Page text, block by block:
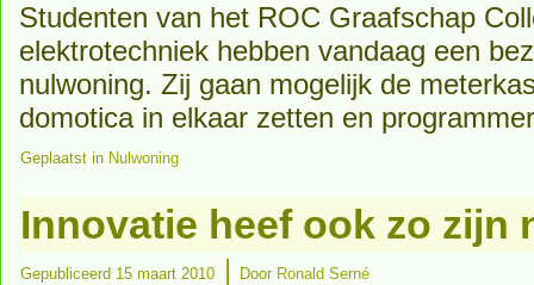
Studenten van het ROC Graafschap
elektrotechniek hebben vandaag een
nulwoning. Zij gaan mogelijk de
domotica in elkaar zetten en
Geplaatst in Nulwoning
Innovatie heef ook zo zijn
Gepubliceerd 15 maart 2010 | Door Ronald Serné